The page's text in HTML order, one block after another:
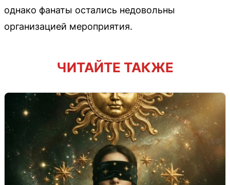
однако фанаты остались недовольны
организацией мероприятия.
ЧИТАЙТЕ ТАКЖЕ